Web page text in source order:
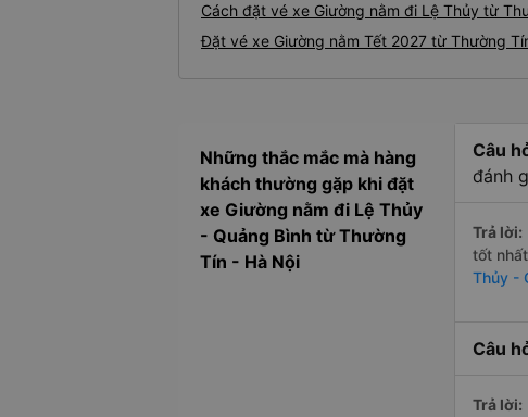
Cách đặt vé xe Giường nằm đi Lệ Thủy từ
Đặt vé xe Giường nằm Tết 2027 từ Thường
Những thắc mắc mà hàng
khách thường gặp khi đặt
xe Giường nằm đi Lệ Thủy
- Quảng Bình từ Thường
Tín - Hà Nội
Câu
đánh
Trả lời:
tốt
Thủy -
Câu
Trả lời: